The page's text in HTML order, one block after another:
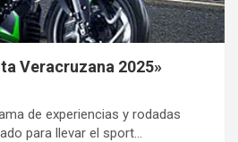
Veracruzana 2025»
de experiencias y rodadas
para llevar el sport…